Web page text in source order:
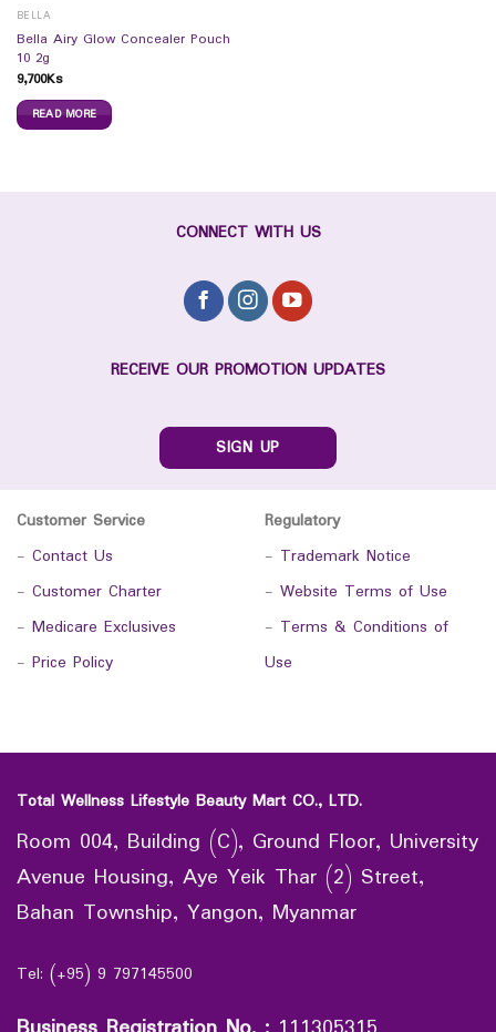
BELLA
Bella Airy Glow Concealer Pouch
10 2g
9,700Ks
READ MORE
CONNECT WITH US
RECEIVE OUR PROMOTION UPDATES
SIGN UP
Customer Service
- Contact Us
- Customer Charter
- Medicare Exclusives
- Price Policy
Regulatory
- Trademark Notice
- Website Terms of Use
- Terms & Conditions of
Use
Total Wellness Lifestyle Beauty Mart CO., LTD.
Room 004, Building (C), Ground Floor, University
Avenue Housing, Aye Yeik Thar (2) Street,
Bahan Township, Yangon, Myanmar
Tel: (+95) 9 797145500